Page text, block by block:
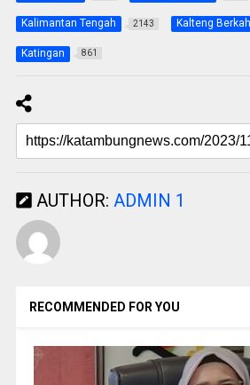
Kalimantan Tengah 2143 Kalteng Berkah
Katingan 861
AUTHOR: ADMIN 1
RECOMMENDED FOR YOU